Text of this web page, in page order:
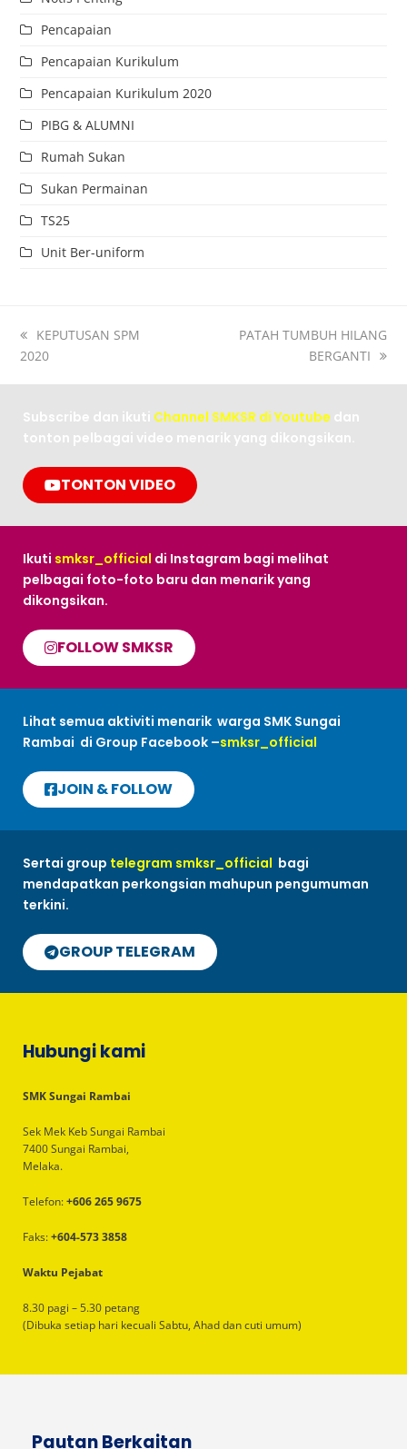
Pencapaian
Pencapaian Kurikulum
Pencapaian Kurikulum 2020
PIBG & ALUMNI
Rumah Sukan
Sukan Permainan
TS25
Unit Ber-uniform
KEPUTUSAN SPM
2020
PATAH TUMBUH HILANG
BERGANTI
Subscribe dan ikuti Channel SMKSR di Youtube dan
tonton pelbagai video menarik yang dikongsikan.
TONTON VIDEO
Ikuti smksr_official di Instagram bagi melihat
pelbagai foto-foto baru dan menarik yang
dikongsikan.
FOLLOW SMKSR
Lihat semua aktiviti menarik warga SMK Sungai
Rambai di Group Facebook –smksr_official
JOIN & FOLLOW
Sertai group telegram smksr_official bagi
mendapatkan perkongsian mahupun pengumuman
terkini.
GROUP TELEGRAM
Hubungi kami
SMK Sungai Rambai
Sek Mek Keb Sungai Rambai
7400 Sungai Rambai,
Melaka.
Telefon:+606 265 9675
Faks:+604-573 3858
Waktu Pejabat
8.30 pagi – 5.30 petang
(Dibuka setiap hari kecuali Sabtu, Ahad dan cuti umum)
Pautan Berkaitan